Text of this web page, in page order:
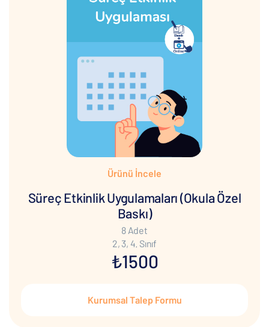
Ürünü İncele
Süreç Etkinlik Uygulamaları (Okula Özel
Baskı)
8 Adet
2, 3, 4. Sınıf
₺1500
Kurumsal Talep Formu